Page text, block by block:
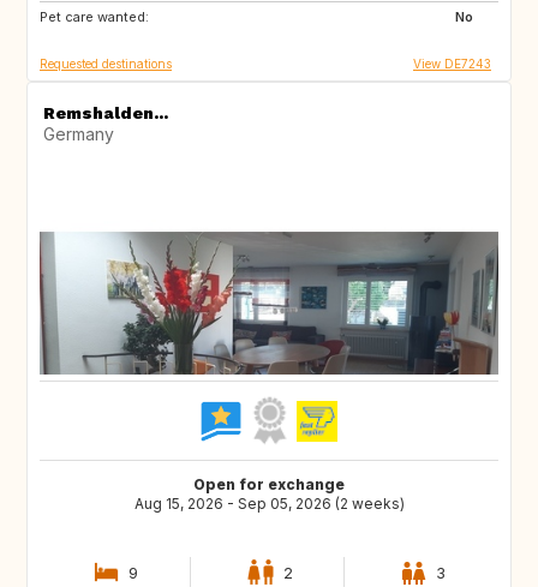
Pet care wanted:
No
IL
Requested destinations View DE7243
Remshalden...
Germany
Open for exchange
Aug 15, 2026 - Sep 05, 2026 (2 weeks)
9 2 3